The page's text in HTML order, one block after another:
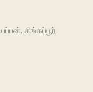
சிங்கப்பூர்